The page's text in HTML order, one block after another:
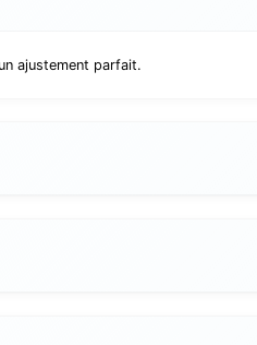
ajustement parfait.